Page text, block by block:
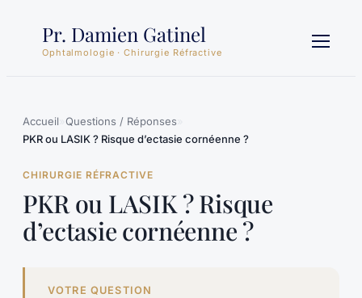
contenu
Pr. Damien Gatinel
Ophtalmologie · Chirurgie Réfractive
Accueil Questions / Réponses
PKR ou LASIK ? Risque d’ectasie cornéenne ?
CHIRURGIE RÉFRACTIVE
PKR ou LASIK ? Risque
d’ectasie cornéenne ?
VOTRE QUESTION